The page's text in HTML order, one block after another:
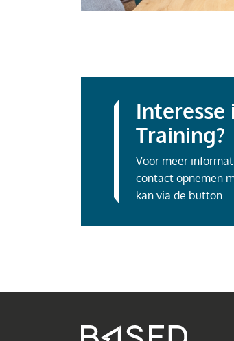
Interesse
Training?
Voor meer
contact opnemen
kan via de button.